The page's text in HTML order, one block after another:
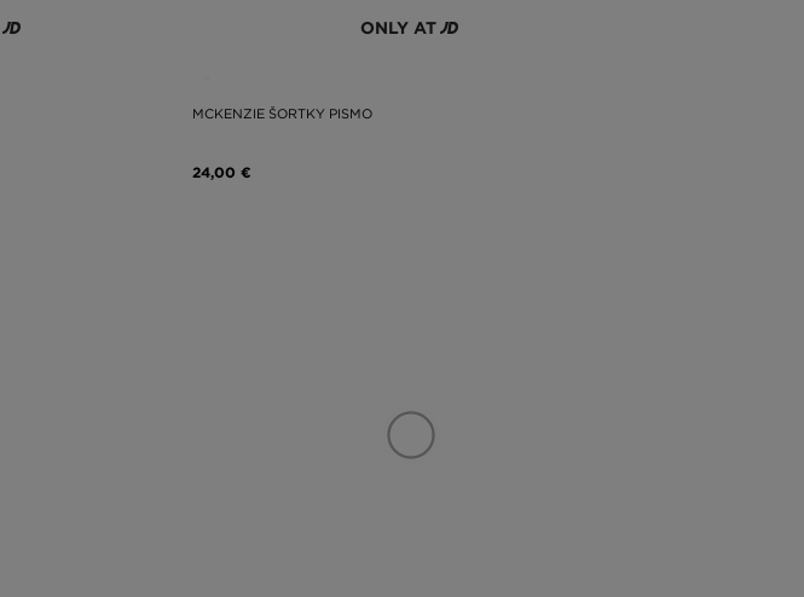
ONLY AT
MCKENZIE ŠORTKY PISMO
24,00 €